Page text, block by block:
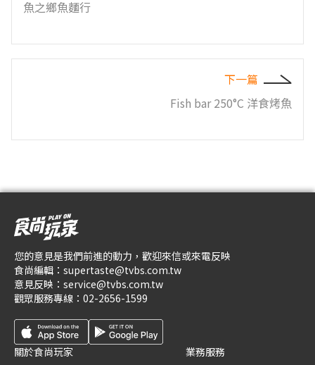
魚之鄉魚麵行
下一篇
Fish bar 250°C 洋食烤魚
您的意見是我們前進的動力，歡迎來信或來電反映
食尚編輯： supertaste@tvbs.com.tw
意見反映： service@tvbs.com.tw
觀眾服務專線： 02-2656-1599
關於食尚玩家 業務服務